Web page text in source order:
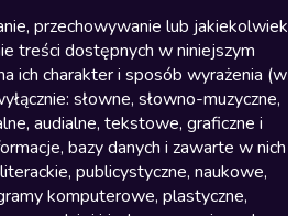
przechowywanie lub jakiekolwiek
treści dostępnych w niniejszym
ich charakter i sposób wyrażenia (w
słowne, słowno-muzyczne,
audialne, tekstowe, graficzne i
bazy danych i zawarte w nich
publicystyczne, naukowe,
komputerowe, plastyczne,